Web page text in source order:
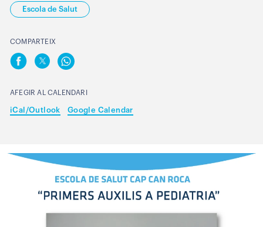
Escola de Salut
COMPARTEIX
AFEGIR AL CALENDARI
iCal/Outlook Google Calendar